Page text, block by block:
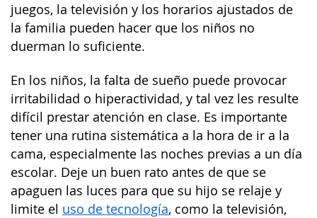
juegos, la televisión y los horarios ajustados de
la familia pueden hacer que los niños no
duerman lo suficiente.
En los niños, la falta de sueño puede provocar
irritabilidad o hiperactividad, y tal vez les resulte
difícil prestar atención en clase. Es importante
tener una rutina sistemática a la hora de ir a la
cama, especialmente las noches previas a un día
escolar. Deje un buen rato antes de que se
apaguen las luces para que su hijo se relaje y
limite el uso de tecnología, como la televisión,